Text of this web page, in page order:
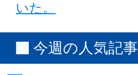
いた。
今週の人気記事